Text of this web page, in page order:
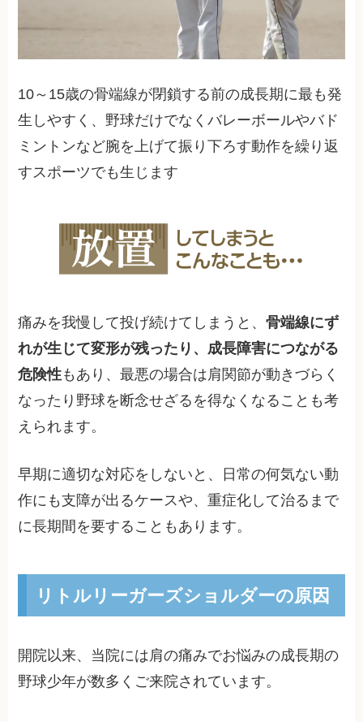
10～15歳の骨端線が閉鎖する前の成長期に最も発
生しやすく、野球だけでなくバレーボールやバド
ミントンなど腕を上げて振り下ろす動作を繰り返
すスポーツでも生じます
痛みを我慢して投げ続けてしまうと、骨端線にず
れが生じて変形が残ったり、成長障害につながる
危険性もあり、最悪の場合は肩関節が動きづらく
なったり野球を断念せざるを得なくなることも考
えられます。
早期に適切な対応をしないと、日常の何気ない動
作にも支障が出るケースや、重症化して治るまで
に長期間を要することもあります。
リトルリーガーズショルダーの原因
開院以来、当院には肩の痛みでお悩みの成長期の
野球少年が数多くご来院されています。